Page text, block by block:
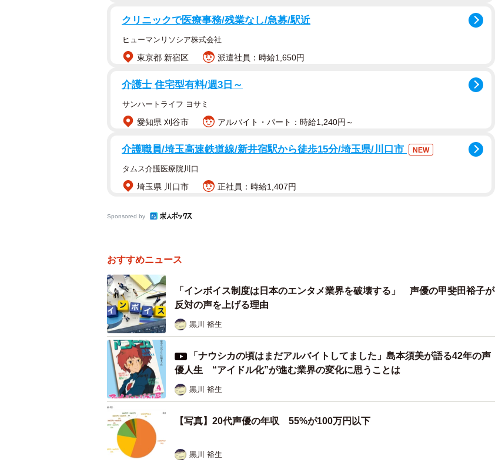
2/10
制度が業界に及ぼすインパクトを憂慮するVOICTIONは、現場の思いや業界の実情を広く知
ってもらおうと活動を展開。それぞれのSNSなどでの情報発信に努めながら、政治家への陳
情も重ねている。
260件の途中集計結果を発表した。
く、約半数が100万円以下であると回答した。
VOICTIONは「アンケートの呼び掛けがTwitterやVOICTIONの公式サイトで行われたことか
ら、回答者は比較的若い世代に偏っているとみられる」ことに留意しつつも、それでも全体
の9割以上が消費税の納税を免除されている免税事業者（年収1000万円以下）に該当してい
ることを危惧。華やかに見える業界の厳しい側面を、具体的な数字で浮き彫りにしてみせ
た。
インボイス制度は低収入者の多い声優業界を直撃する
適格請求書（インボイス）を発行できるのは「適格請求書発行事業者」に限られ、適格請求
書発行事業者になるには登録を受けなければならない。年収1000万円以下の免税事業者が登
クリニックで医療事務/残業なし/急募/駅近
ヒューマンリソシア株式会社
東京都 新宿区 派遣社員：時給1,650円
介護士 住宅型有料/週3日～
サンハートライフ ヨサミ
愛知県 刈谷市 アルバイト・パート：時給1,240円～
介護職員/埼玉高速鉄道線/新井宿駅から徒歩15分/埼玉県/川口市 NEW
タムス介護医療院川口
埼玉県 川口市 正社員：時給1,407円
Sponsored by
おすすめニュース
「インボイス制度は日本のエンタメ業界を破壊する」 声優の甲斐田裕子が
反対の声を上げる理由
黒川 裕生
「ナウシカの頃はまだアルバイトしてました」島本須美が語る42年の声
優人生 “アイドル化”が進む業界の変化に思うことは
黒川 裕生
【写真】20代声優の年収 55%が100万円以下
黒川 裕生